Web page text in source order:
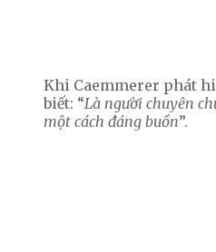
Khi Caemmerer phát
biết: “Là người chuyên
một cách đáng buồn”.